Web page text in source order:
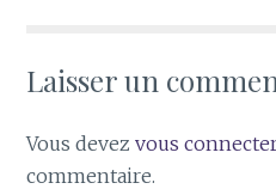
Laisser un
Vous devezvous
commentaire.